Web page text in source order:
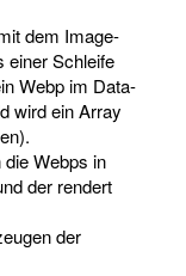
dem Image-
einer Schleife
Webp im Data-
wird ein Array
Webps in
der rendert
der